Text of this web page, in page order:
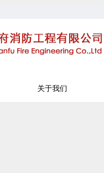
关于我们